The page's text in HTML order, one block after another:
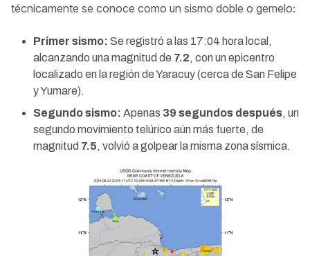
técnicamente se conoce como un sismo doble o gemelo:
Primer sismo: Se registró a las 17:04 hora local,
alcanzando una magnitud de 7.2, con un epicentro
localizado en la región de Yaracuy (cerca de San Felipe
y Yumare).
Segundo sismo: Apenas 39 segundos después, un
segundo movimiento telúrico aún más fuerte, de
magnitud 7.5, volvió a golpear la misma zona sísmica.